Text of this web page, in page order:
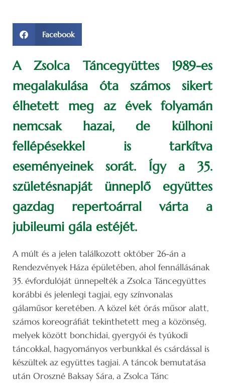
Facebook
A Zsolca Táncegyüttes 1989-es
megalakulása óta számos sikert
élhetett meg az évek folyamán
nemcsak hazai, de külhoni
fellépésekkel is tarkítva
eseményeinek sorát. Így a 35.
születésnapját ünneplő együttes
gazdag repertoárral várta a
jubileumi gála estéjét.
A múlt és a jelen találkozott október 26-án a
Rendezvények Háza épületében, ahol fennállásának
35. évfordulóját ünnepelték a Zsolca Táncegyüttes
korábbi és jelenlegi tagjai, egy színvonalas
gálaműsor keretében. A közel két órás műsor alatt,
számos koreográfiát tekinthetett meg a közönség,
melyek között bonchidai, gyergyói és tyúkodi
táncokkal, hagyományos verbunkkal és csárdással is
készültek az együttes tagjai. A táncok bemutatása
után Oroszné Baksay Sára, a Zsolca Tánc